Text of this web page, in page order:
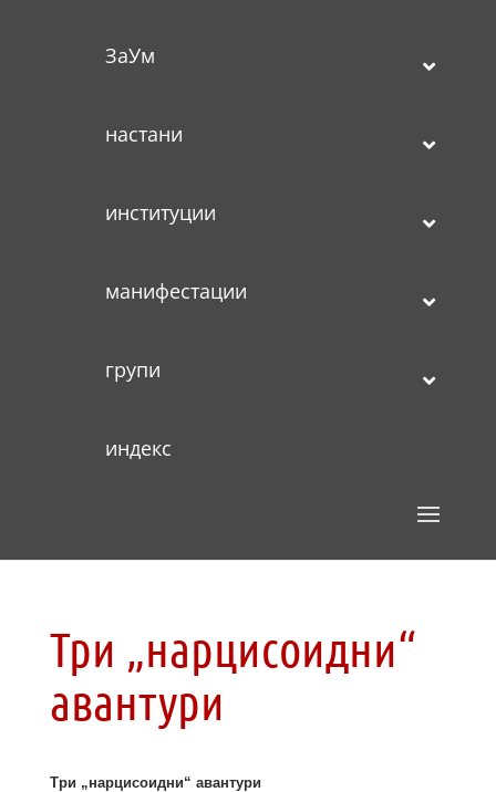
ЗаУм
настани
институции
манифестации
групи
индекс
Три „нарцисоидни“
авантури
Три „нарцисоидни“ авантури